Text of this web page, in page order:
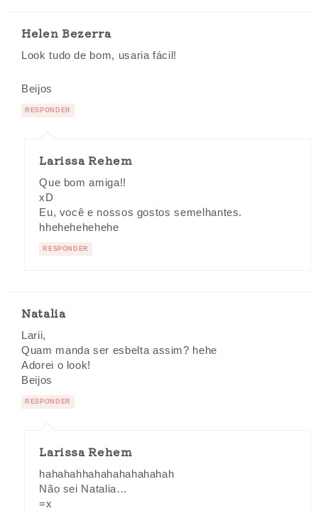
Helen Bezerra
Look tudo de bom, usaria fácil!
Beijos
RESPONDER
Larissa Rehem
Que bom amiga!!
xD
Eu, você e nossos gostos semelhantes.
hhehehehehehe
RESPONDER
Natalia
Larii,
Quam manda ser esbelta assim? hehe
Adorei o look!
Beijos
RESPONDER
Larissa Rehem
hahahahhahahahahahahah
Não sei Natalia…
=x